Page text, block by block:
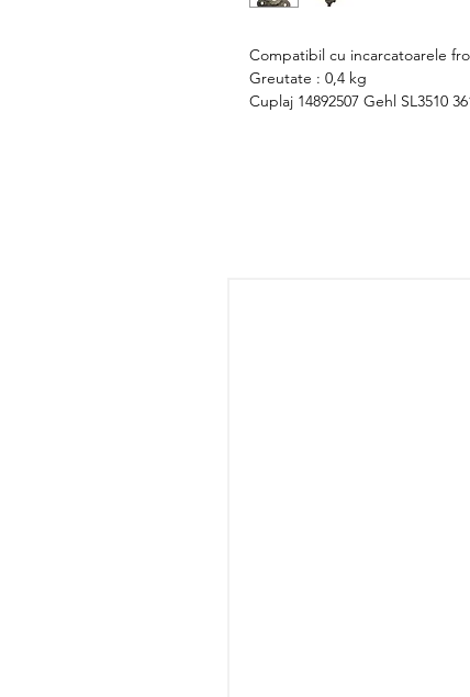
Compatibil cu incarcatoarele
Greutate : 0,4 kg
Cuplaj 14892507 Gehl SL3510